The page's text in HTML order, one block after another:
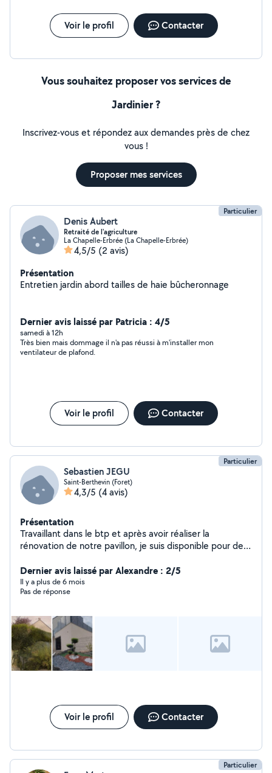
Voir le profil Contacter
Vous souhaitez proposer vos services de
Jardinier ?
Inscrivez-vous et répondez aux demandes près de chez
vous !
Proposer mes services
Particulier
Denis Aubert
Retraité de l'agriculture
La Chapelle-Erbrée (La Chapelle-Erbrée)
4,5/5 (2 avis)
Présentation
Entretien jardin abord tailles de haie bûcheronnage
Dernier avis laissé par Patricia : 4/5
samedi à 12h
Très bien mais dommage il n'a pas réussi à m'installer mon
ventilateur de plafond.
Voir le profil Contacter
Particulier
Sebastien JEGU
Saint-Berthevin (Foret)
4,3/5 (4 avis)
Présentation
Travaillant dans le btp et après avoir réaliser la
rénovation de notre pavillon, je suis disponible pour des
Dernier avis laissé par Alexandre : 2/5
Il y a plus de 6 mois
Pas de réponse
Voir le profil Contacter
Particulier